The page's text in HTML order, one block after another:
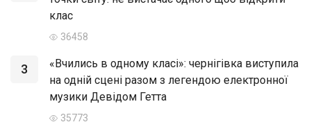
клас
36458
3
«Вчились в одному класі»: чернігівка виступила
на одній сцені разом з легендою електронної
музики Девідом Гетта
35773